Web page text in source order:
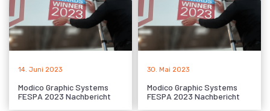
14. Juni 2023
Modico Graphic Systems
FESPA 2023 Nachbericht
30. Mai 2023
Modico Graphic Systems
FESPA 2023 Nachbericht